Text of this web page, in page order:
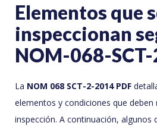
Elementos que
inspeccionan
NOM-068-
La NOM 068 SCT-2-2014 PDF
elementos y condiciones que deben
inspección. A continuación, algunos